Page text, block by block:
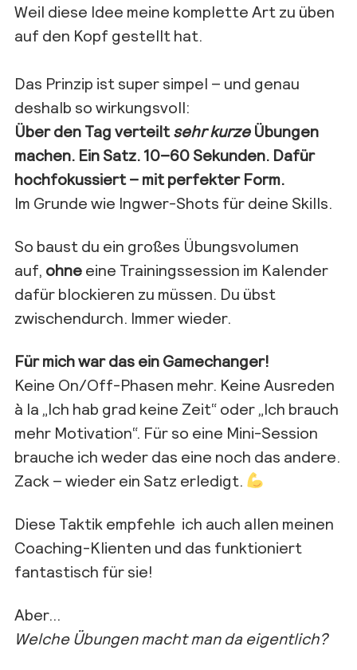
Weil diese Idee meine komplette Art zu üben
auf den Kopf gestellt hat.
Das Prinzip ist super simpel – und genau
deshalb so wirkungsvoll:
Über den Tag verteilt sehr kurzeÜbungen
machen. Ein Satz. 10–60 Sekunden. Dafür
hochfokussiert – mit perfekter Form.
Im Grunde wie Ingwer-Shots für deine Skills.
So baust du ein großes Übungsvolumen
auf, ohne eine Trainingssession im Kalender
dafür blockieren zu müssen. Du übst
zwischendurch. Immer wieder.
Für mich war das ein Gamechanger!
Keine On/Off-Phasen mehr. Keine Ausreden
à la „Ich hab grad keine Zeit“ oder „Ich brauch
mehr Motivation“. Für so eine Mini-Session
brauche ich weder das eine noch das andere.
Zack – wieder ein Satz erledigt.
Diese Taktik empfehle ich auch allen meinen
Coaching-Klienten und das funktioniert
fantastisch für sie!
Aber…
Welche Übungen macht man da eigentlich?